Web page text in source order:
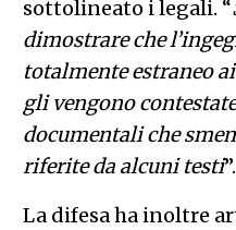
sottolineato i legali. “
dimostrare che
totalmente estraneo
gli vengono
documentali che
riferite da alcuni testi”.
La difesa ha inoltre